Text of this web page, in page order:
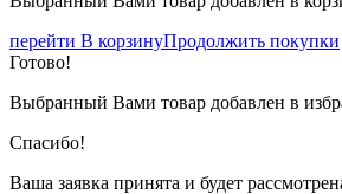
перейти В корзинуПродолжить покупки
Готово!
Выбранный Вами товар добавлен в
Спасибо!
Ваша заявка принята и будет